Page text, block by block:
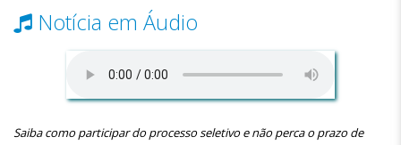
Notícia em Áudio
Saiba como participar do processo seletivo e não perca o prazo de